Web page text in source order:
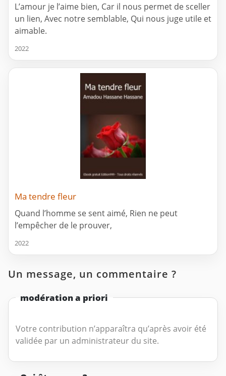
L’amour je l’aime bien, Car il nous permet de sceller
un lien, Avec notre semblable, Qui nous juge utile et
aimable.
2022
Ma tendre fleur
Quand l’homme se sent aimé, Rien ne peut
l’empêcher de le prouver,
2022
Un message, un commentaire ?
modération a priori
Votre contribution n’apparaîtra qu’après avoir été
validée par un administrateur du site.